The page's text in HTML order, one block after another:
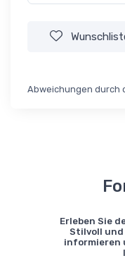
Abweichungen durch
Erleben Sie
Stilvoll
informieren